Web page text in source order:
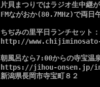
片貝まつりではラジオ生中継
FMながおか(80.7MHz)で両日
ちぢみの里平日ランチセット
http://
朝風呂なら7:00からの寺宝温
https://jihou-onsen.jp/
新潟県長岡市寺宝町８２